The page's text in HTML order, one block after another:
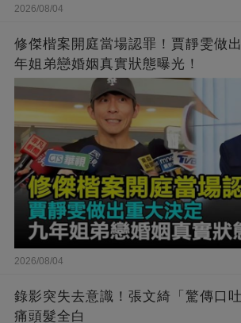
2026/08/04
修傑楷案開庭當場認罪！賈靜雯做
年姐弟戀婚姻真實狀態曝光！
2026/08/04
錄影突失去意識！張文綺「驚傳口
痛頭髮全白